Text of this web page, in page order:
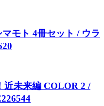
モト 4冊セット / ウラ
近未来編 COLOR 2 /